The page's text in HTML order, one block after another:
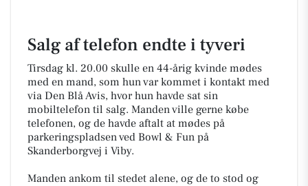
Salg af telefon endte i tyveri
Tirsdag kl. 20.00 skulle en 44-årig kvinde mødes
med en mand, som hun var kommet i kontakt med
via Den Blå Avis, hvor hun havde sat sin
mobiltelefon til salg. Manden ville gerne købe
telefonen, og de havde aftalt at mødes på
parkeringspladsen ved Bowl & Fun på
Skanderborgvej i Viby.
Manden ankom til stedet alene, og de to stod og